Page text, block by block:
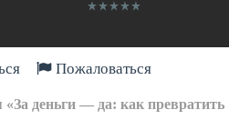
Пожаловаться
«За деньги — да: как превратить